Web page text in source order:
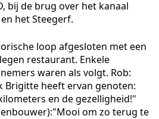
bij de brug over het kanaal
het Steegerf.
loop afgesloten met een
restaurant. Enkele
waren als volgt. Rob:
Brigitte heeft ervan genoten:
en de gezelligheid!"
om zo terug te